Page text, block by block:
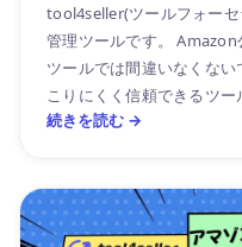
tool4seller(ツールフォー
管理ツールです。
ツールでは間違いなくな
こりにくく信頼できるツー
続きを読む →